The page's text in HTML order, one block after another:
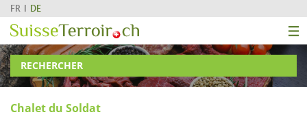
FR DE
RECHERCHER
Chalet du Soldat